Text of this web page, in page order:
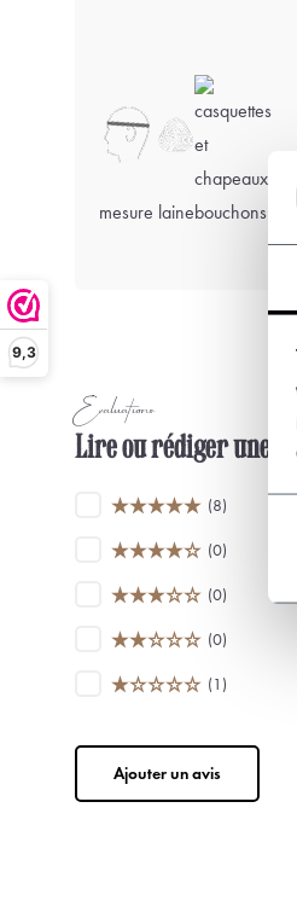
9,3
mesure lainebouchons
Évaluations
Lire ou rédiger une
(8)
(0)
(0)
(0)
(1)
Ajouter un avis